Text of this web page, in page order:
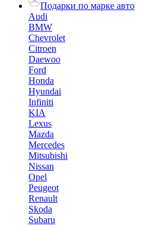
Подарки по марке авто
Audi
BMW
Chevrolet
Citroen
Daewoo
Ford
Honda
Hyundai
Infiniti
KIA
Lexus
Mazda
Mercedes
Mitsubishi
Nissan
Opel
Peugeot
Renault
Skoda
Subaru